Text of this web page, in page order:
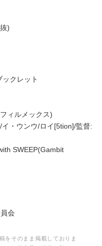
)
ックレット
ィルメックス)
イ・ウンウ/ロイ[5tion]/監督:
SWEEP(Gambit
会
をそのまま掲載しておりま